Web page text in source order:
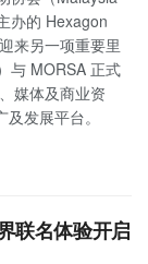
办的 Hexagon
来另一项重要里
与 MORSA 正式
媒体及商业资
发展平台。
联名体验开启